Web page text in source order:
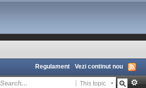
Regulament Vezi continut nou
This topic